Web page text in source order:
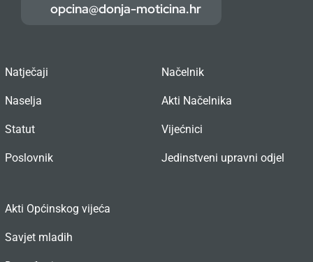
opcina@donja-moticina.hr
Natječaji
Naselja
Statut
Poslovnik
Načelnik
Akti Načelnika
Vijećnici
Jedinstveni upravni odjel
Akti Općinskog vijeća
Savjet mladih